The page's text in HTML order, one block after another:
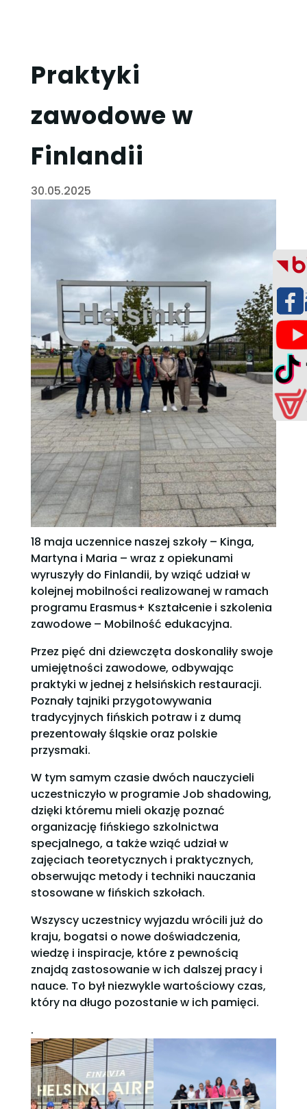
Praktyki
zawodowe w
Finlandii
30.05.2025
18 maja uczennice naszej szkoły – Kinga,
Martyna i Maria – wraz z opiekunami
wyruszyły do Finlandii, by wziąć udział w
kolejnej mobilności realizowanej w ramach
programu Erasmus+ Kształcenie i szkolenia
zawodowe – Mobilność edukacyjna.
Przez pięć dni dziewczęta doskonaliły swoje
umiejętności zawodowe, odbywając
praktyki w jednej z helsińskich restauracji.
Poznały tajniki przygotowywania
tradycyjnych fińskich potraw i z dumą
prezentowały śląskie oraz polskie
przysmaki.
W tym samym czasie dwóch nauczycieli
uczestniczyło w programie Job shadowing,
dzięki któremu mieli okazję poznać
organizację fińskiego szkolnictwa
specjalnego, a także wziąć udział w
zajęciach teoretycznych i praktycznych,
obserwując metody i techniki nauczania
stosowane w fińskich szkołach.
Wszyscy uczestnicy wyjazdu wrócili już do
kraju, bogatsi o nowe doświadczenia,
wiedzę i inspiracje, które z pewnością
znajdą zastosowanie w ich dalszej pracy i
nauce. To był niezwykle wartościowy czas,
który na długo pozostanie w ich pamięci.
.